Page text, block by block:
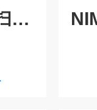
IRiS光学相干断层扫描仪